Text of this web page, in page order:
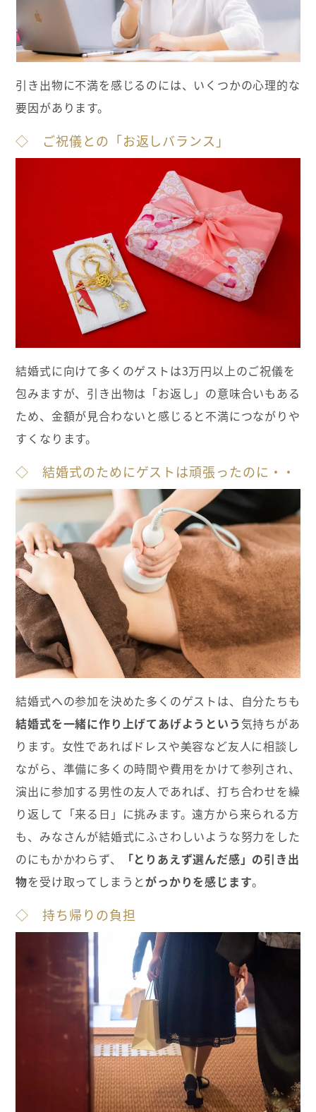
引き出物に不満を感じるのには、いくつかの心理的な
要因があります。
◇ ご祝儀との「お返しバランス」
結婚式に向けて多くのゲストは3万円以上のご祝儀を
包みますが、引き出物は「お返し」の意味合いもある
ため、金額が見合わないと感じると不満につながりや
すくなります。
◇ 結婚式のためにゲストは頑張ったのに・・
結婚式への参加を決めた多くのゲストは、自分たちも
結婚式を一緒に作り上げてあげようという気持ちがあ
ります。女性であればドレスや美容など友人に相談し
ながら、準備に多くの時間や費用をかけて参列され、
演出に参加する男性の友人であれば、打ち合わせを繰
り返して「来る日」に挑みます。遠方から来られる方
も、みなさんが結婚式にふさわしいような努力をした
のにもかかわらず、
「とりあえず選んだ感」の引き出
物を受け取ってしまうとがっかりを感じます。
◇ 持ち帰りの負担